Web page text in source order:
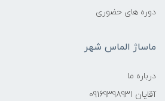
دوره های حضوری
ماساژ الماس شهر
درباره ما
آقایان 09169398931